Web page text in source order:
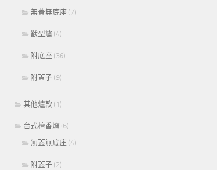
無蓋無底座 (7)
獸型爐 (4)
附底座 (36)
附蓋子 (9)
其他爐款 (1)
台式檀香爐 (6)
無蓋無底座 (4)
附蓋子 (2)